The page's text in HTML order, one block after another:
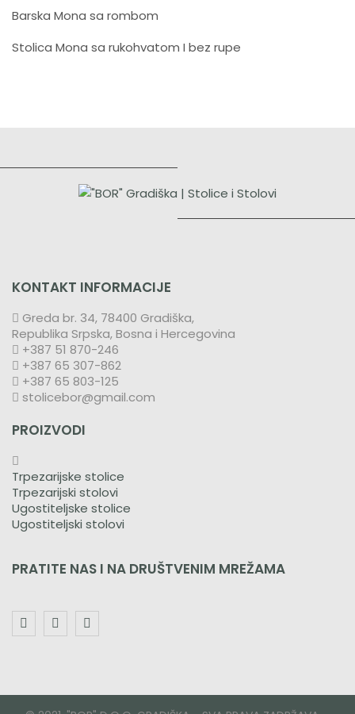
Barska Mona sa rombom
Stolica Mona sa rukohvatom I bez rupe
KONTAKT INFORMACIJE
Greda br. 34, 78400 Gradiška,
Republika Srpska, Bosna i Hercegovina
+387 51 870-246
+387 65 307-862
+387 65 803-125
stolicebor@gmail.com
PROIZVODI
Trpezarijske stolice
Trpezarijski stolovi
Ugostiteljske stolice
Ugostiteljski stolovi
PRATITE NAS I NA DRUŠTVENIM MREŽAMA